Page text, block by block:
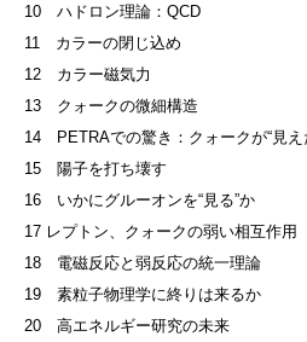
10 ハドロン理論：QCD
11 カラーの閉じ込め
12 カラー磁気力
13 クォークの微細構造
14 PETRAでの驚き：クォークが“見え
15 陽子を打ち壊す
16 いかにグルーオンを“見る”か
17 レプトン、クォークの弱い相互作用
18 電磁反応と弱反応の統一理論
19 素粒子物理学に終りは来るか
20 高エネルギー研究の未来